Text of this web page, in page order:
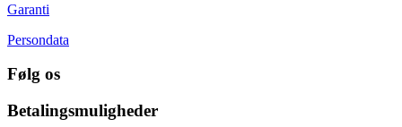
Garanti
Persondata
Følg os
Betalingsmuligheder